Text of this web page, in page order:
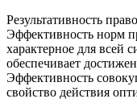
Результативность
Эффективность норм
характерное для всей
обеспечивает
Эффективность
свойство действия